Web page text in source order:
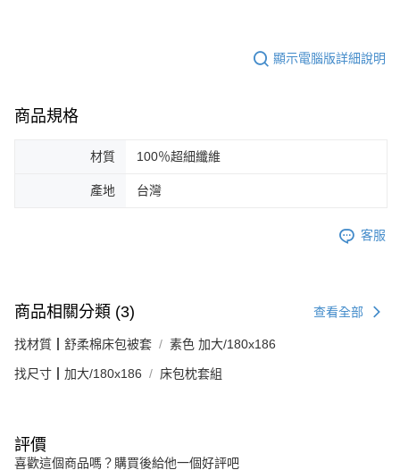
顯示電腦版詳細說明
商品規格
材質 100％超細纖維
產地 台灣
客服
商品相關分類 (3) 查看全部
找材質┃舒柔棉床包被套 素色 加大/180x186
找尺寸┃加大/180x186 床包枕套組
評價
喜歡這個商品嗎？購買後給他一個好評吧